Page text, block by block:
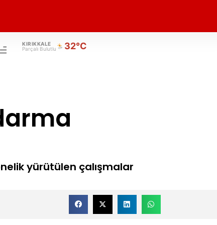
KIRIKKALE
Parçalı Bulutlu
32°C
yürütülen çalışmalar